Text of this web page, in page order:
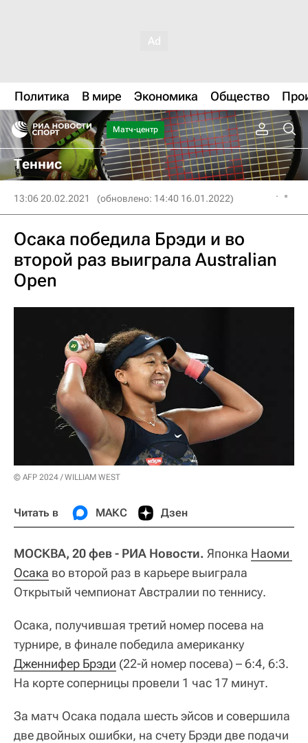
Политика В мире Экономика Общество
Матч-центр
Теннис
13:06 20.02.2021 (обновлено: 14:40 16.01.2022)
Осака победила Брэди и во
второй раз выиграла Australian
Open
© AFP 2024 / WILLIAM WEST
Читать в МАКС Дзен
МОСКВА, 20 фев - РИА Новости. Японка Наоми
Осака во второй раз в карьере выиграла
Открытый чемпионат Австралии по теннису.
Осака, получившая третий номер посева на
турнире, в финале победила американку
Дженнифер Брэди (22-й номер посева) – 6:4, 6:3.
На корте соперницы провели 1 час 17 минут.
За матч Осака подала шесть эйсов и совершила
две двойных ошибки, на счету Брэди две подачи